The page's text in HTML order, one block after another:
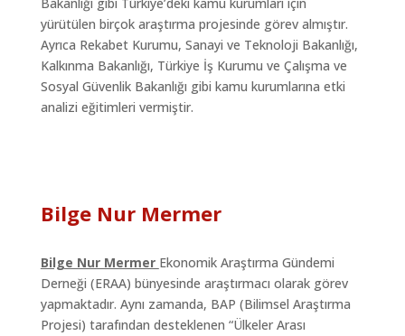
yürütülen birçok araştırma projesinde görev almıştır.
Ayrıca Rekabet Kurumu, Sanayi ve Teknoloji Bakanlığı,
Kalkınma Bakanlığı, Türkiye İş Kurumu ve Çalışma ve
Sosyal Güvenlik Bakanlığı gibi kamu kurumlarına etki
analizi eğitimleri vermiştir.
Bilge Nur Mermer
Bilge Nur Mermer Ekonomik Araştırma Gündemi
Derneği (ERAA) bünyesinde araştırmacı olarak görev
yapmaktadır. Aynı zamanda, BAP (Bilimsel Araştırma
Projesi) tarafından desteklenen “Ülkeler Arası